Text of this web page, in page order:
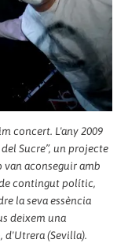
concert. L'any 2009
Sucre”, un projecte
aconseguir amb
contingut polític,
la seva essència
deixem una
d'Utrera (Sevilla).